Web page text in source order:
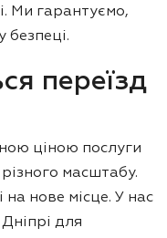
Ми гарантуємо,
переїзд
ціною послуги
масштабу.
на нове місце. У нас
для